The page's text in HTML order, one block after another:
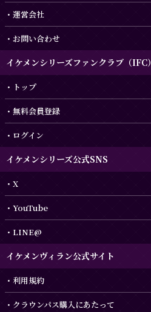
運営会社
お問い合わせ
イケメンシリーズファンクラブ（IFC）
トップ
無料会員登録
ログイン
イケメンシリーズ公式SNS
X
YouTube
LINE@
イケメンヴィラン公式サイト
利用規約
クラウンパス購入にあたって